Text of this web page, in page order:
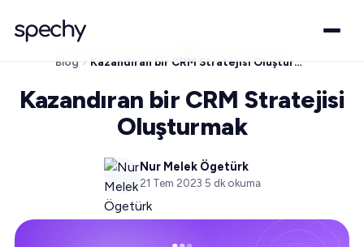
Blog Kazandıran bir CRM Stratejisi Oluşturmak
Kazandıran bir CRM Stratejisi
Oluşturmak
Nur Melek Ögetürk
21 Tem 2023·5 dk okuma